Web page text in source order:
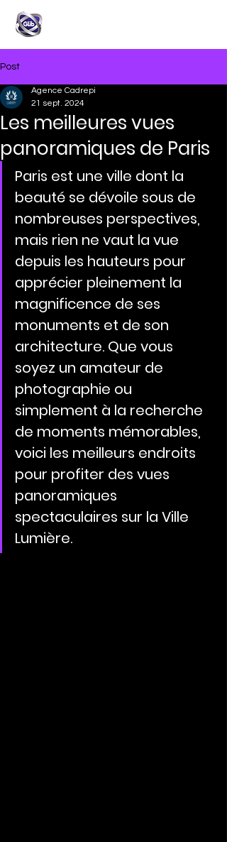
Post
Les meilleures vues
panoramiques de Paris
Agence Cadrepi
21 sept. 2024
Paris est une ville dont la
beauté se dévoile sous de
nombreuses perspectives,
mais rien ne vaut la vue
depuis les hauteurs pour
apprécier pleinement la
magnificence de ses
monuments et de son
architecture. Que vous
soyez un amateur de
photographie ou
simplement à la recherche
de moments mémorables,
voici les meilleurs endroits
pour profiter des vues
panoramiques
spectaculaires sur la Ville
Lumière.